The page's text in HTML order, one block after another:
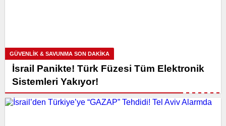
GÜVENLİK & SAVUNMA SON DAKİKA
İsrail Panikte! Türk Füzesi Tüm Elektronik
Sistemleri Yakıyor!